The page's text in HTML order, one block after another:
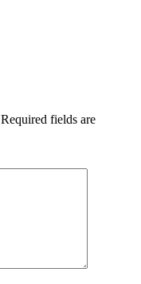
Required fields are